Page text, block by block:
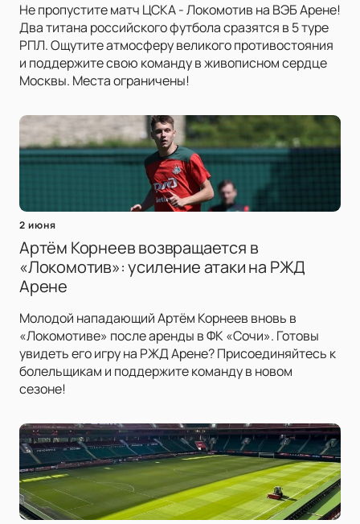
Не пропустите матч ЦСКА - Локомотив на ВЭБ Арене!
Два титана российского футбола сразятся в 5 туре
РПЛ. Ощутите атмосферу великого противостояния
и поддержите свою команду в живописном сердце
Москвы. Места ограничены!
2 июня
Артём Корнеев возвращается в
«Локомотив»: усиление атаки на РЖД
Арене
Молодой нападающий Артём Корнеев вновь в
«Локомотиве» после аренды в ФК «Сочи». Готовы
увидеть его игру на РЖД Арене? Присоединяйтесь к
болельщикам и поддержите команду в новом
сезоне!